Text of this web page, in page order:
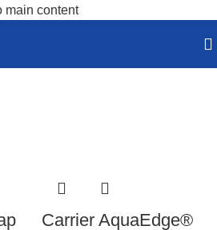
main content
Carrier AquaEdge®